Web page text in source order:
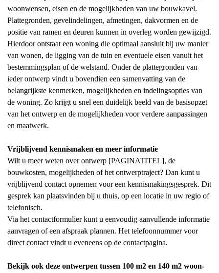
woonwensen, eisen en de mogelijkheden van uw bouwkavel.
Plattegronden, gevelindelingen, afmetingen, dakvormen en de
positie van ramen en deuren kunnen in overleg worden gewijzigd.
Hierdoor ontstaat een woning die optimaal aansluit bij uw manier
van wonen, de ligging van de tuin en eventuele eisen vanuit het
bestemmingsplan of de welstand. Onder de plattegronden van
ieder ontwerp vindt u bovendien een samenvatting van de
belangrijkste kenmerken, mogelijkheden en indelingsopties van
de woning. Zo krijgt u snel een duidelijk beeld van de basisopzet
van het ontwerp en de mogelijkheden voor verdere aanpassingen
en maatwerk.
Vrijblijvend kennismaken en meer informatie
Wilt u meer weten over ontwerp [PAGINATITEL], de
bouwkosten, mogelijkheden of het ontwerptraject? Dan kunt u
vrijblijvend contact opnemen voor een kennismakingsgesprek. Dit
gesprek kan plaatsvinden bij u thuis, op een locatie in uw regio of
telefonisch.
Via het contactformulier kunt u eenvoudig aanvullende informatie
aanvragen of een afspraak plannen. Het telefoonnummer voor
direct contact vindt u eveneens op de contactpagina.
Bekijk ook deze ontwerpen tussen 100 m2 en 140 m2 woon-